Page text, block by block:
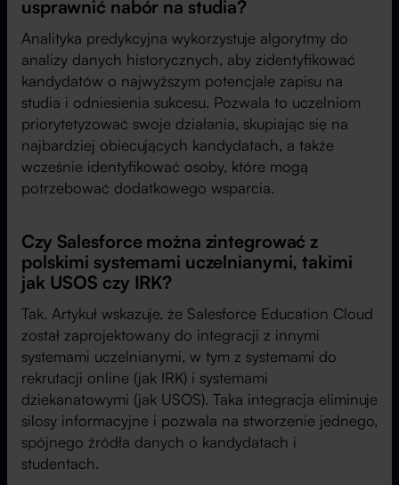
usprawnić nabór na studia?
Analityka predykcyjna wykorzystuje algorytmy do
analizy danych historycznych, aby zidentyfikować
kandydatów o najwyższym potencjale zapisu na
studia i odniesienia sukcesu. Pozwala to uczelniom
priorytetyzować swoje działania, skupiając się na
najbardziej obiecujących kandydatach, a także
wcześnie identyfikować osoby, które mogą
potrzebować dodatkowego wsparcia.
Czy Salesforce można zintegrować z
polskimi systemami uczelnianymi, takimi
jak USOS czy IRK?
Tak. Artykuł wskazuje, że Salesforce Education Cloud
został zaprojektowany do integracji z innymi
systemami uczelnianymi, w tym z systemami do
rekrutacji online (jak IRK) i systemami
dziekanatowymi (jak USOS). Taka integracja eliminuje
silosy informacyjne i pozwala na stworzenie jednego,
spójnego źródła danych o kandydatach i
studentach.